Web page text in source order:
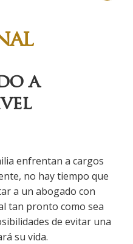
a
enfrentan a cargos
no hay tiempo que
a un abogado con
tan pronto como sea
de evitar una
su vida.